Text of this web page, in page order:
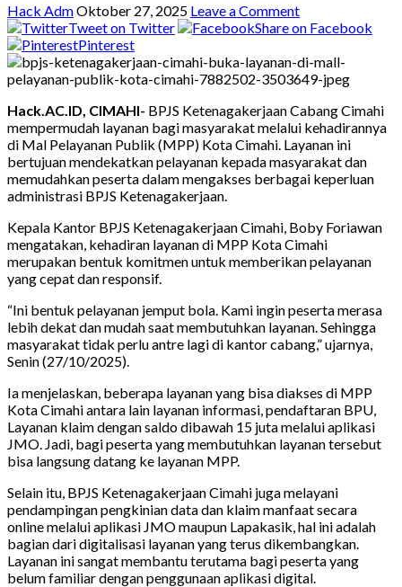
Hack AdmOktober 27, 2025 Leave a Comment
Tweet on Twitter
Share on Facebook
Pinterest
Hack.AC.ID, CIMAHI- BPJS Ketenagakerjaan Cabang Cimahi
mempermudah layanan bagi masyarakat melalui kehadirannya
di Mal Pelayanan Publik (MPP) Kota Cimahi. Layanan ini
bertujuan mendekatkan pelayanan kepada masyarakat dan
memudahkan peserta dalam mengakses berbagai keperluan
administrasi BPJS Ketenagakerjaan.
Kepala Kantor BPJS Ketenagakerjaan Cimahi, Boby Foriawan
mengatakan, kehadiran layanan di MPP Kota Cimahi
merupakan bentuk komitmen untuk memberikan pelayanan
yang cepat dan responsif.
“Ini bentuk pelayanan jemput bola. Kami ingin peserta merasa
lebih dekat dan mudah saat membutuhkan layanan. Sehingga
masyarakat tidak perlu antre lagi di kantor cabang,” ujarnya,
Senin (27/10/2025).
Ia menjelaskan, beberapa layanan yang bisa diakses di MPP
Kota Cimahi antara lain layanan informasi, pendaftaran BPU,
Layanan klaim dengan saldo dibawah 15 juta melalui aplikasi
JMO. Jadi, bagi peserta yang membutuhkan layanan tersebut
bisa langsung datang ke layanan MPP.
Selain itu, BPJS Ketenagakerjaan Cimahi juga melayani
pendampingan pengkinian data dan klaim manfaat secara
online melalui aplikasi JMO maupun Lapakasik, hal ini adalah
bagian dari digitalisasi layanan yang terus dikembangkan.
Layanan ini sangat membantu terutama bagi peserta yang
belum familiar dengan penggunaan aplikasi digital.